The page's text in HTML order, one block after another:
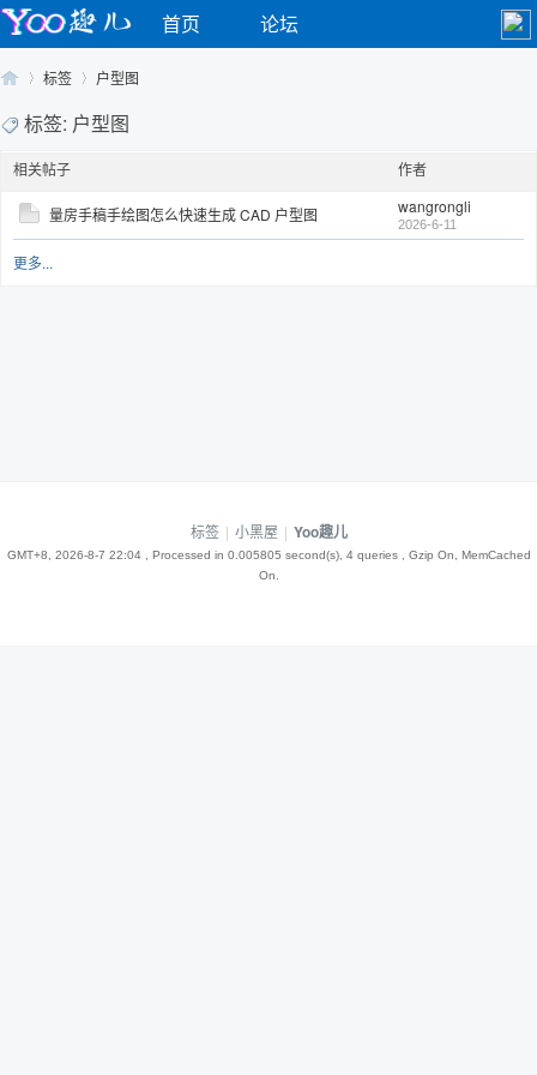
首页 论坛
Yo›
标签 户型图
标签: 户型图
相关帖子 作者
量房手稿手绘图怎么快速生成 CAD 户型图 wangrongli
2026-6-11
更多...
标签 | 小黑屋 | Yoo趣儿
GMT+8, 2026-8-7 22:04, Processed in 0.005805 second(s), 4 queries , Gzip On, MemCached
On.